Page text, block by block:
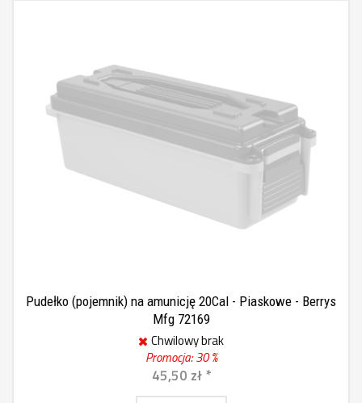
Pudełko (pojemnik) na amunicję 20Cal - Piaskowe - Berrys
Mfg 72169
Chwilowy brak
Promocja: 30 %
45,50 zł *